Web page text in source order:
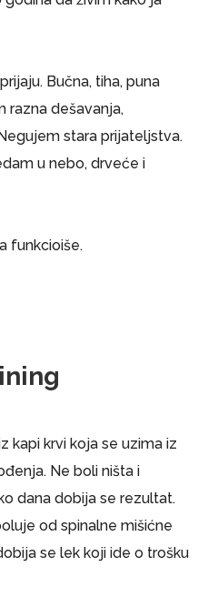
Bučna, tiha, puna
razna dešavanja,
stara prijateljstva.
u nebo, drveće i
funkcioiše.
kapi krvi koja se uzima iz
Ne boli ništa i
dana dobija se rezultat.
od spinalne mišićne
se lek koji ide o trošku